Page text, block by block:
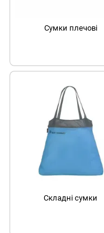
Сумки плечові
Складні сумки